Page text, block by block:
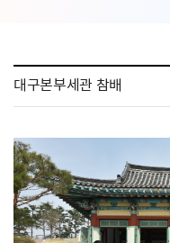
대구본부세관 참배